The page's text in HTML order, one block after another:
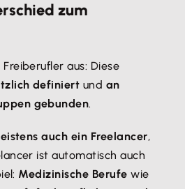
zum
aus: Diese
definiert und an
gebunden.
auch ein Freelancer,
ist automatisch auch
Medizinische Berufe wie